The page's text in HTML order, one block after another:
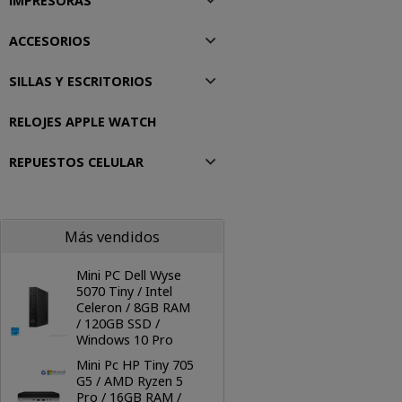
ACCESORIOS
SILLAS Y ESCRITORIOS
RELOJES APPLE WATCH
REPUESTOS CELULAR
Más vendidos
Mini PC Dell Wyse
5070 Tiny / Intel
Celeron / 8GB RAM
/ 120GB SSD /
Windows 10 Pro
Mini Pc HP Tiny 705
G5 / AMD Ryzen 5
Pro / 16GB RAM /